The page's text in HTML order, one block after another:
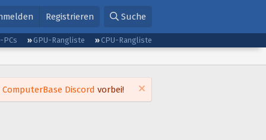
Registrieren Suche
PCs GPU-Rangliste
CPU-Rangliste
ComputerBase Discord vorbei!